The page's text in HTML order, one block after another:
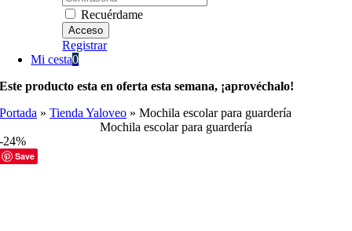
Recuérdame
Registrar
Mi cesta0
Este producto esta en oferta esta semana, ¡aprovéchalo!
Portada »Tienda Yaloveo »Mochila escolar para guardería
Mochila escolar para guardería
-24%
Save